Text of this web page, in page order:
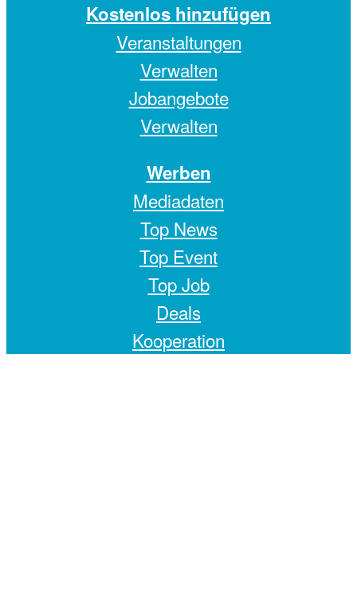
Kostenlos hinzufügen
Veranstaltungen
Verwalten
Jobangebote
Verwalten
Werben
Mediadaten
Top News
Top Event
Top Job
Deals
Kooperation